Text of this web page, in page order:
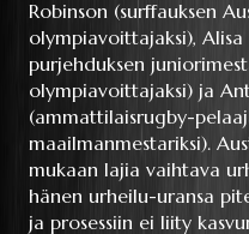
Robinson (surffauksen
olympiavoittajaksi),
purjehduksen
olympiavoittajaksi) ja
(ammattilaisrugby-
maailmanmestariksi).
mukaan lajia vaihtava
hänen urheilu-uransa
ja prosessiin ei liity